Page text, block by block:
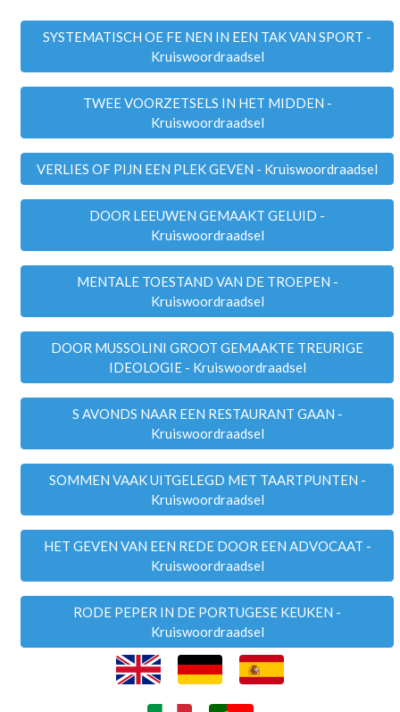
SYSTEMATISCH OE FE NEN IN EEN TAK VAN SPORT -
Kruiswoordraadsel
TWEE VOORZETSELS IN HET MIDDEN -
Kruiswoordraadsel
VERLIES OF PIJN EEN PLEK GEVEN - Kruiswoordraadsel
DOOR LEEUWEN GEMAAKT GELUID -
Kruiswoordraadsel
MENTALE TOESTAND VAN DE TROEPEN -
Kruiswoordraadsel
DOOR MUSSOLINI GROOT GEMAAKTE TREURIGE
IDEOLOGIE - Kruiswoordraadsel
S AVONDS NAAR EEN RESTAURANT GAAN -
Kruiswoordraadsel
SOMMEN VAAK UITGELEGD MET TAARTPUNTEN -
Kruiswoordraadsel
HET GEVEN VAN EEN REDE DOOR EEN ADVOCAAT -
Kruiswoordraadsel
RODE PEPER IN DE PORTUGESE KEUKEN -
Kruiswoordraadsel